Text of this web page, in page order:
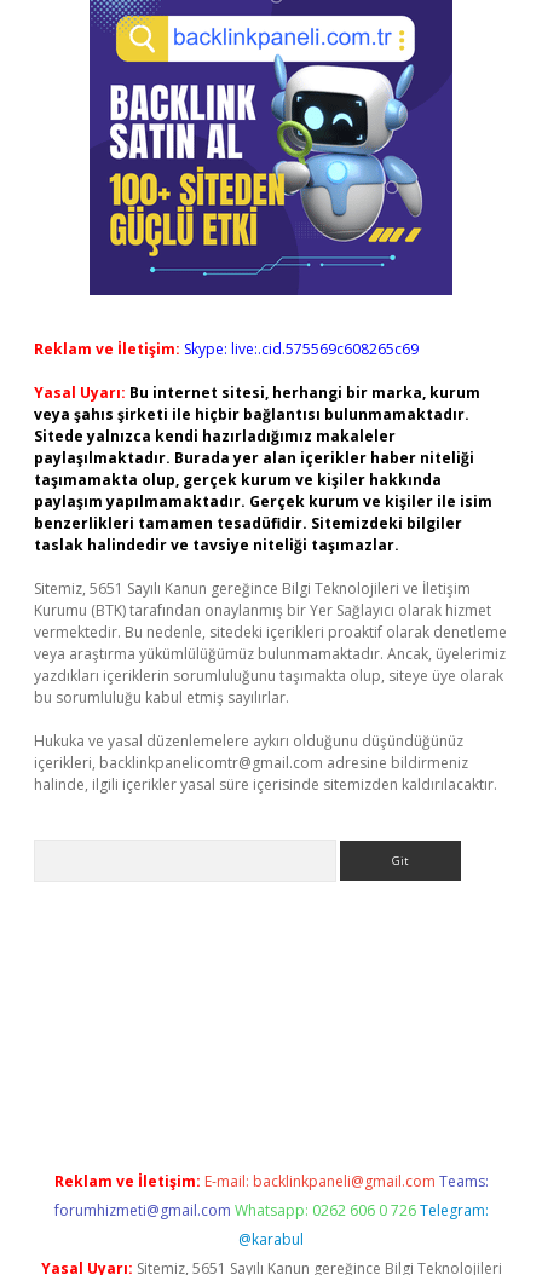
Reklam ve İletişim: Skype: live:.cid.575569c608265c69
Yasal Uyarı: Bu internet sitesi, herhangi bir marka, kurum
veya şahıs şirketi ile hiçbir bağlantısı bulunmamaktadır.
Sitede yalnızca kendi hazırladığımız makaleler
paylaşılmaktadır. Burada yer alan içerikler haber niteliği
taşımamakta olup, gerçek kurum ve kişiler hakkında
paylaşım yapılmamaktadır. Gerçek kurum ve kişiler ile isim
benzerlikleri tamamen tesadüfidir. Sitemizdeki bilgiler
taslak halindedir ve tavsiye niteliği taşımazlar.
Sitemiz, 5651 Sayılı Kanun gereğince Bilgi Teknolojileri ve İletişim
Kurumu (BTK) tarafından onaylanmış bir Yer Sağlayıcı olarak hizmet
vermektedir. Bu nedenle, sitedeki içerikleri proaktif olarak denetleme
veya araştırma yükümlülüğümüz bulunmamaktadır. Ancak, üyelerimiz
yazdıkları içeriklerin sorumluluğunu taşımakta olup, siteye üye olarak
bu sorumluluğu kabul etmiş sayılırlar.
Hukuka ve yasal düzenlemelere aykırı olduğunu düşündüğünüz
içerikleri, backlinkpanelicomtr@gmail.com adresine bildirmeniz
halinde, ilgili içerikler yasal süre içerisinde sitemizden kaldırılacaktır.
Reklam ve İletişim: E-mail: backlinkpaneli@gmail.com Teams:
forumhizmeti@gmail.com Whatsapp: 0262 606 0 726 Telegram:
@karabul
Yasal Uyarı: Sitemiz, 5651 Sayılı Kanun gereğince Bilgi Teknolojileri